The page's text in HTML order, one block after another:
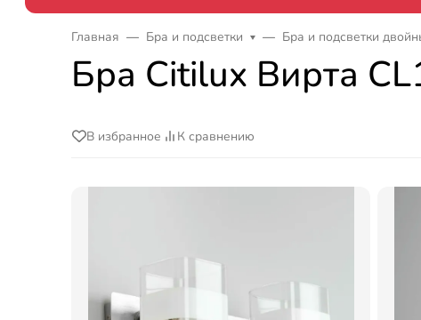
Главная Бра и подсветки Бра и подсветки
Бра Citilux Вирта
В избранное К сравнению